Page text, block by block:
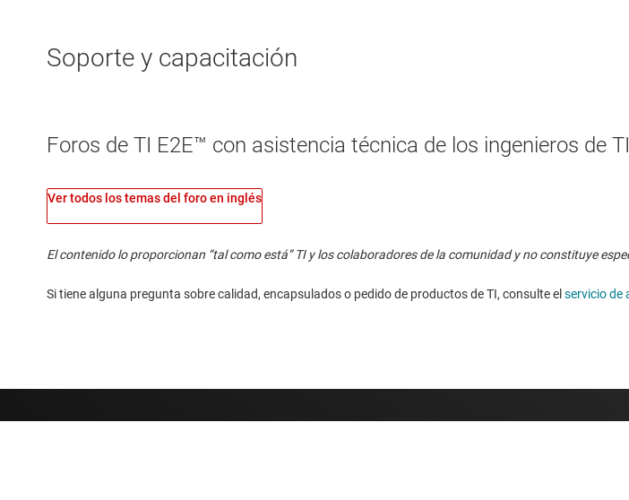
Soporte y capacitación
Foros de TI E2E™ con asistencia técnica de los ingenieros de TI
Ver todos los temas del foro en inglés
El contenido lo proporcionan “tal como está” TI y los colaboradores de la comunidad y no constituye
Si tiene alguna pregunta sobre calidad, encapsulados o pedido de productos de TI, consulte el servicio de